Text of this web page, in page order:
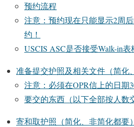
预约流程
注意：预约现在只能显示2周
约！
USCIS ASC是否接受Walk-in表
准备提交护照及相关文件（简化
注意：必须在OPR信上的日期
要交的东西（以下全部按人数
寄和取护照（简化、非简化都要）